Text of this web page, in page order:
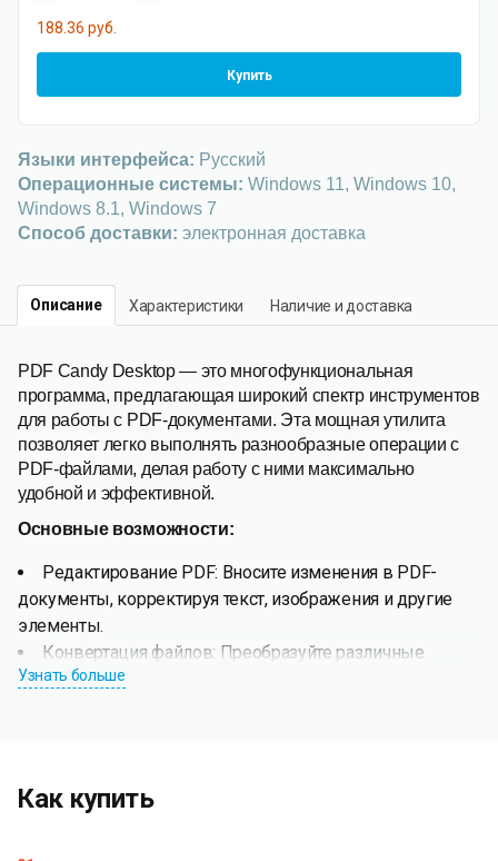
188.36 руб.
Купить
Языки интерфейса: Русский
Операционные системы: Windows 11, Windows 10,
Windows 8.1, Windows 7
Способ доставки: электронная доставка
Описание Характеристики Наличие и доставка
PDF Candy Desktop — это многофункциональная
программа, предлагающая широкий спектр инструментов
для работы с PDF-документами. Эта мощная утилита
позволяет легко выполнять разнообразные операции с
PDF-файлами, делая работу с ними максимально
удобной и эффективной.
Основные возможности:
Редактирование PDF: Вносите изменения в PDF-
документы, корректируя текст, изображения и другие
элементы.
Конвертация файлов: Преобразуйте различные
форматы файлов в PDF и наоборот. Поддерживаемые
несколько PDF-файлов в один документ или разделяйте
один PDF на несколько частей.
Узнать больше
Как купить